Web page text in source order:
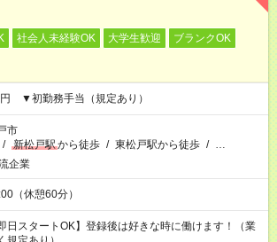
社会人未経験OK 大学生歓迎
ブランクOK
▼初勤務手当（規定あり）
市
/ 新松戸駅から徒歩 / 東松戸駅から徒歩 / …
企業
（休憩60分）
日スタートOK】登録後は好きな時に働けます！（業